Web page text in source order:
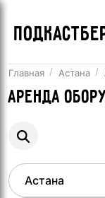
Главная Астана
Аренда